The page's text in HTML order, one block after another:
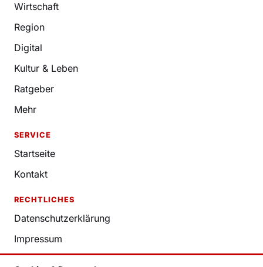
Wirtschaft
Region
Digital
Kultur & Leben
Ratgeber
Mehr
SERVICE
Startseite
Kontakt
RECHTLICHES
Datenschutzerklärung
Impressum